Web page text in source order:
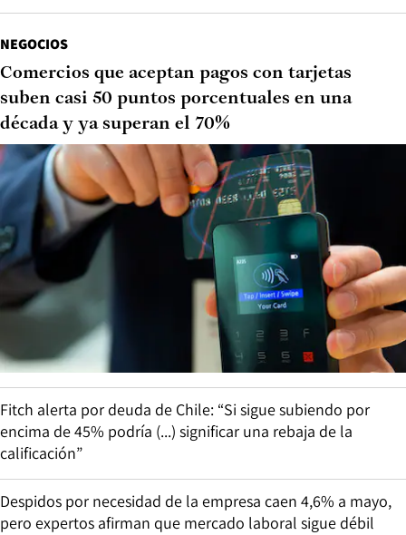
NEGOCIOS
Comercios que aceptan pagos con tarjetas
suben casi 50 puntos porcentuales en una
década y ya superan el 70%
Fitch alerta por deuda de Chile: “Si sigue subiendo por
encima de 45% podría (...) significar una rebaja de la
calificación”
Despidos por necesidad de la empresa caen 4,6% a mayo,
pero expertos afirman que mercado laboral sigue débil